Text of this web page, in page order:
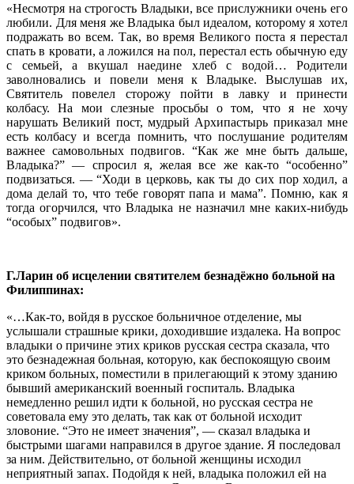
«Несмотря на строгость Владыки, все прислужники очень его
любили. Для меня же Владыка был идеалом, которому я хотел
подражать во всем. Так, во время Великого поста я перестал
спать в кровати, а ложился на пол, перестал есть обычную еду
с семьей, а вкушал наедине хлеб с водой… Родители
заволновались и повели меня к Владыке. Выслушав их,
Святитель повелел сторожу пойти в лавку и принести
колбасу. На мои слезные просьбы о том, что я не хочу
нарушать Великий пост, мудрый Архипастырь приказал мне
есть колбасу и всегда помнить, что послушание родителям
важнее самовольных подвигов. “Как же мне быть дальше,
Владыка?” — спросил я, желая все же как-то “особенно”
подвизаться. — “Ходи в церковь, как ты до сих пор ходил, а
дома делай то, что тебе говорят папа и мама”. Помню, как я
тогда огорчился, что Владыка не назначил мне каких-нибудь
“особых” подвигов».
Г.Ларин об исцелении святителем безнадёжно больной на
Филиппинах:
«…Как-то, войдя в русское больничное отделение, мы
услышали страшные крики, доходившие издалека. На вопрос
владыки о причине этих криков русская сестра сказала, что
это безнадежная больная, которую, как беспокоящую своим
криком больных, поместили в прилегающий к этому зданию
бывший американский военный госпиталь. Владыка
немедленно решил идти к больной, но русская сестра не
советовала ему это делать, так как от больной исходит
зловоние. “Это не имеет значения”, — сказал владыка и
быстрыми шагами направился в другое здание. Я последовал
за ним. Действительно, от больной женщины исходил
неприятный запах. Подойдя к ней, владыка положил ей на